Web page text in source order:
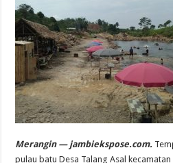
Merangin — jambiekspose.com.
pulau batu Desa Talang Asal